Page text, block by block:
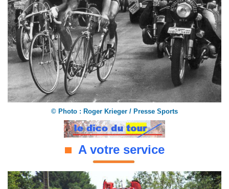
© Photo : Roger Krieger / Presse Sports
A votre service